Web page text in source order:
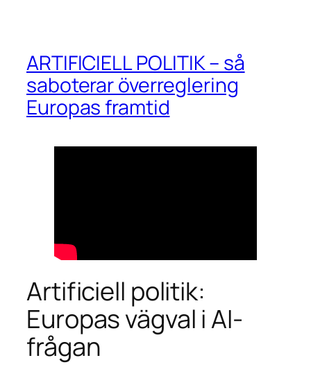
ARTIFICIELL POLITIK – så
saboterar överreglering
Europas framtid
Artificiell politik:
Europas vägval i AI-
frågan